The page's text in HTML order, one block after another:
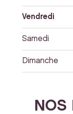
Vendredi
Samedi
Dimanche
NOS